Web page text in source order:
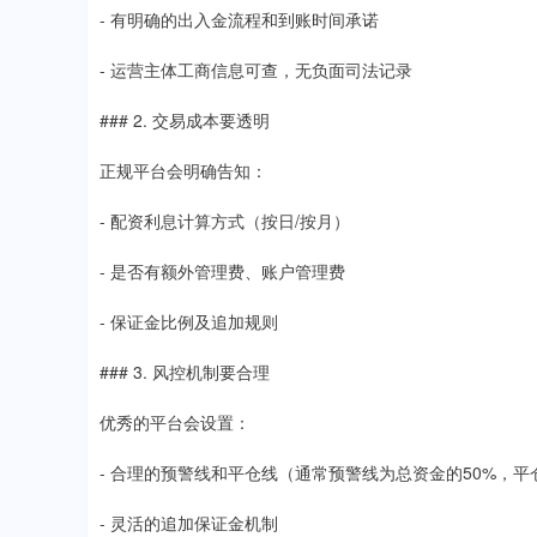
- 有明确的出入金流程和到账时间承诺
- 运营主体工商信息可查，无负面司法记录
### 2. 交易成本要透明
正规平台会明确告知：
- 配资利息计算方式（按日/按月）
- 是否有额外管理费、账户管理费
- 保证金比例及追加规则
### 3. 风控机制要合理
优秀的平台会设置：
- 合理的预警线和平仓线（通常预警线为总资金的50%，平
- 灵活的追加保证金机制